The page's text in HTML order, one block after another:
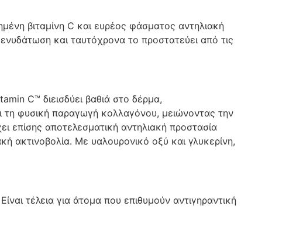
βιταμίνη C και ευρέος φάσματος αντηλιακή
και ταυτόχρονα το προστατεύει από τις
C™ διεισδύει βαθιά στο δέρμα,
τη φυσική παραγωγή κολλαγόνου, μειώνοντας την
επίσης αποτελεσματική αντηλιακή προστασία
ακτινοβολία. Με υαλουρονικό οξύ και γλυκερίνη,
τέλεια για άτομα που επιθυμούν αντιγηραντική